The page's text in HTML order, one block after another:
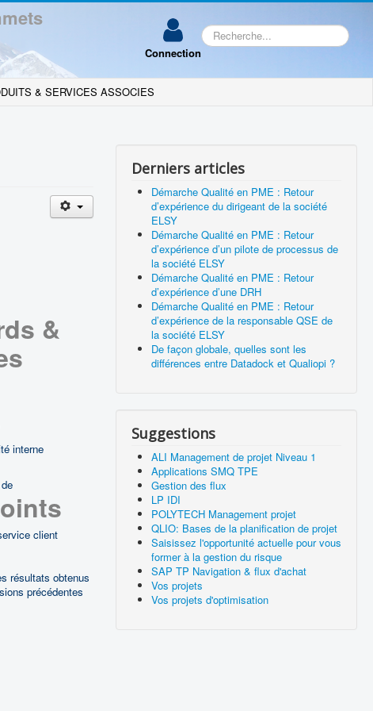
Connection
& SERVICES ASSOCIES
&
interne
client
résultats obtenus
précédentes
Derniers articles
Démarche Qualité en PME : Retour
d’expérience du dirigeant de la société
ELSY
Démarche Qualité en PME : Retour
d’expérience d’un pilote de processus de
la société ELSY
Démarche Qualité en PME : Retour
d’expérience d’une DRH
Démarche Qualité en PME : Retour
d’expérience de la responsable QSE de
la société ELSY
De façon globale, quelles sont les
différences entre Datadock et Qualiopi ?
Suggestions
ALI Management de projet Niveau 1
Applications SMQ TPE
Gestion des flux
LP IDI
POLYTECH Management projet
QLIO: Bases de la planification de projet
Saisissez l'opportunité actuelle pour vous
former à la gestion du risque
SAP TP Navigation & flux d'achat
Vos projets
Vos projets d'optimisation